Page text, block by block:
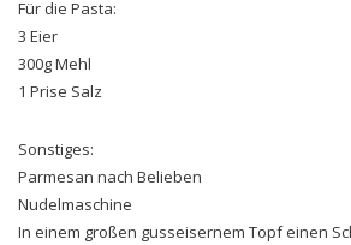
Für die Pasta:
3 Eier
300g Mehl
1 Prise Salz
Sonstiges:
Parmesan nach Belieben
Nudelmaschine
In einem großen gusseisernem Topf einen